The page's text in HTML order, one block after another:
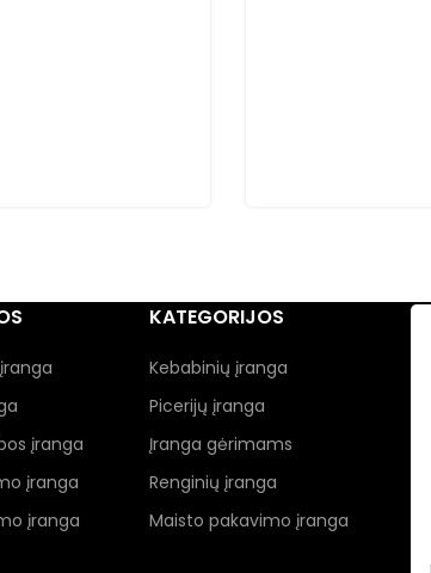
įranga
įranga
įranga
KATEGORIJOS
Kebabinių įranga
Picerijų įranga
Įranga gėrimams
Renginių įranga
Maisto pakavimo įranga